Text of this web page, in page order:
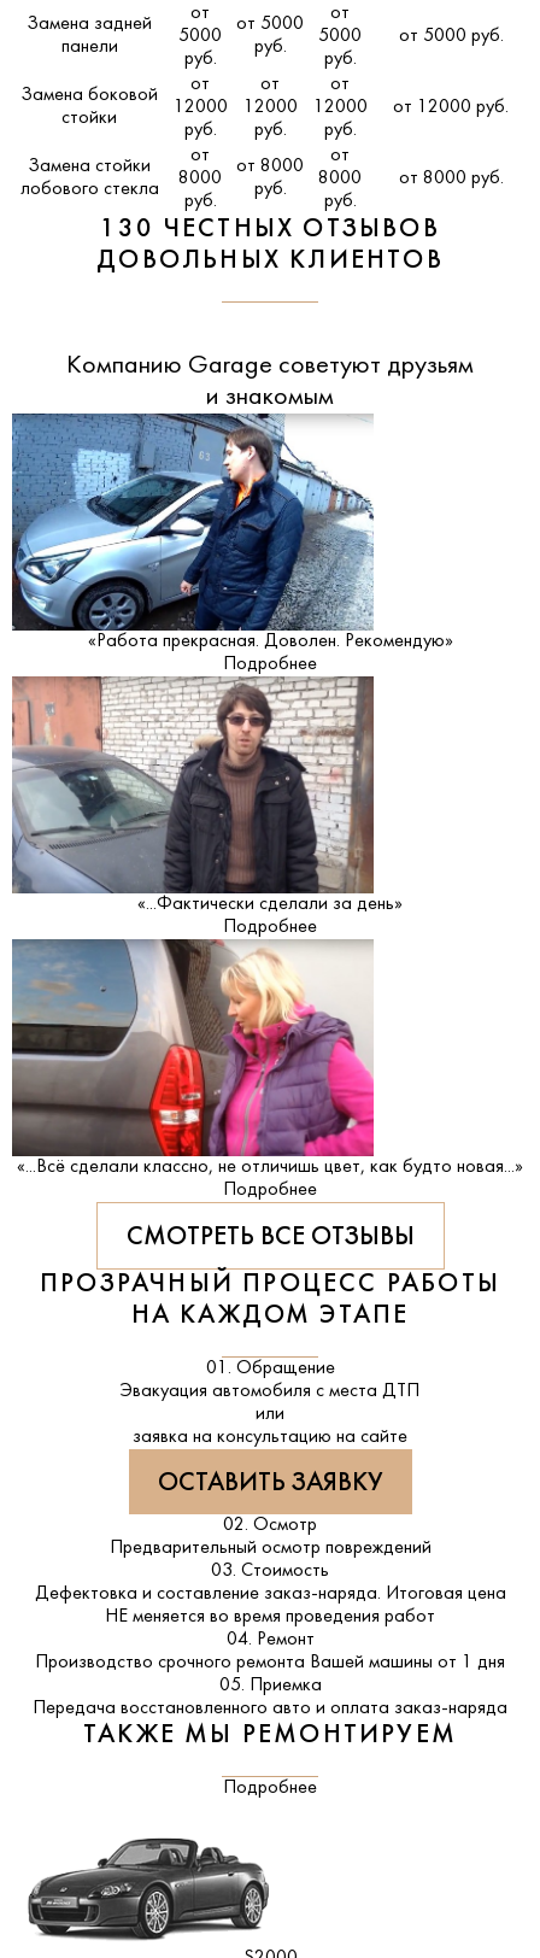
Замена задней
панели
от
5000
руб.
от 5000
руб.
от
5000
руб.
от 5000 руб.
Замена боковой
стойки
от
12000
руб.
от
12000
руб.
от
12000
руб.
от 12000 руб.
Замена стойки
лобового стекла
от
8000
руб.
от 8000
руб.
от
8000
руб.
от 8000 руб.
130 ЧЕСТНЫХ ОТЗЫВОВ
ДОВОЛЬНЫХ КЛИЕНТОВ
Компанию Garage советуют друзьям
и знакомым
«Работа прекрасная. Доволен. Рекомендую»
Подробнее
«...Фактически сделали за день»
Подробнее
«...Всё сделали классно, не отличишь цвет, как будто новая...»
Подробнее
СМОТРЕТЬ ВСЕ ОТЗЫВЫ
ПРОЗРАЧНЫЙ ПРОЦЕСС РАБОТЫ
НА КАЖДОМ ЭТАПЕ
01. Обращение
Эвакуация автомобиля с места ДТП
или
заявка на консультацию на сайте
ОСТАВИТЬ ЗАЯВКУ
02. Осмотр
Предварительный осмотр повреждений
03. Стоимость
Дефектовка и составление заказ-наряда. Итоговая цена
НЕ меняется во время проведения работ
04. Ремонт
Производство срочного ремонта Вашей машины от 1 дня
05. Приемка
Передача восстановленного авто и оплата заказ-наряда
ТАКЖЕ МЫ РЕМОНТИРУЕМ
Подробнее